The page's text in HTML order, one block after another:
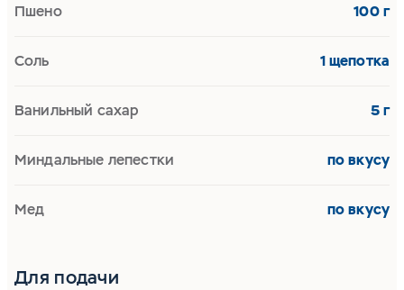
Пшено 100 г
Соль 1 щепотка
Ванильный сахар 5 г
Миндальные лепестки по вкусу
Мед по вкусу
Для подачи